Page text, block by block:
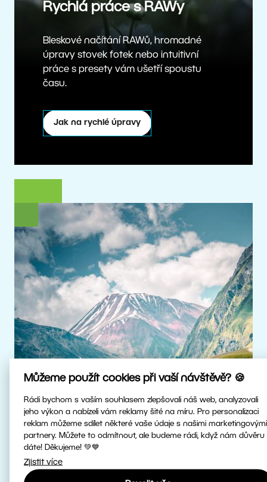
Můžeme použít cookies při vaší návštěvě? 🍪
Rádi bychom s vaším souhlasem zlepšovali náš web, analyzovali
jeho výkon a nabízeli vám reklamy šité na míru. Pro personalizaci
reklam můžeme sdílet některé vaše údaje s našimi marketingovými
partnery. Můžete to odmítnout, ale budeme rádi, když nám důvěru
dáte! Děkujeme! 💚💙
Zjistit více
Rychlá práce s RAWy
Bleskové načítání RAWů, hromadné
úpravy stovek fotek nebo intuitivní
práce s presety vám ušetří spoustu
času.
Jak na rychlé úpravy
Skutečné HDR
Upravujte HDR fotky v nejvyšší kvalitě.
Patříme mezi první fotoeditory na světě,